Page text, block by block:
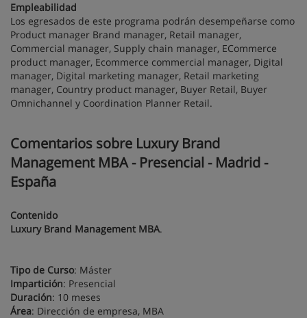
Empleabilidad
Los egresados de este programa podrán desempeñarse como
Product manager Brand manager, Retail manager,
Commercial manager, Supply chain manager, ECommerce
product manager, Ecommerce commercial manager, Digital
manager, Digital marketing manager, Retail marketing
manager, Country product manager, Buyer Retail, Buyer
Omnichannel y Coordination Planner Retail.
Comentarios sobre Luxury Brand
Management MBA - Presencial - Madrid -
España
Contenido
Luxury Brand Management MBA.
Tipo de Curso: Máster
Impartición: Presencial
Duración: 10 meses
Área: Dirección de empresa, MBA